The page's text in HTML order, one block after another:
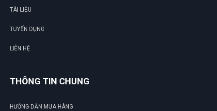
TÀI LIỆU
TUYỂN DỤNG
LIÊN HỆ
THÔNG TIN CHUNG
HƯỚNG DẪN MUA HÀNG